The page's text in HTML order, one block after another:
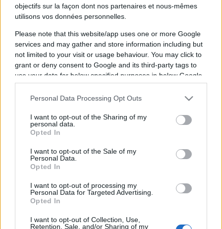
objectifs sur la façon dont nos partenaires et nous-mêmes
utilisons vos données personnelles.
Please note that this website/app uses one or more Google
services and may gather and store information including but
not limited to your visit or usage behaviour. You may click to
grant or deny consent to Google and its third-party tags to
use your data for below specified purposes in below Google
consent section.
Personal Data Processing Opt Outs
I want to opt-out of the Sharing of my
personal data.
Opted In
I want to opt-out of the Sale of my
Personal Data.
Opted In
I want to opt-out of processing my
Personal Data for Targeted Advertising.
Opted In
I want to opt-out of Collection, Use,
Retention, Sale, and/or Sharing of my
Hexagone
MMA
La diffusion du combat de MMA entre
Hexagone MMAet39aura lieu vendredi 06
diffusé à la télévision en France sur la chaine
Pour suivre l'
à vous rendre chez notre partenaire
RezoSport.com qui sélectionne l'actu boxe issue
classements, calendriers et résultats.